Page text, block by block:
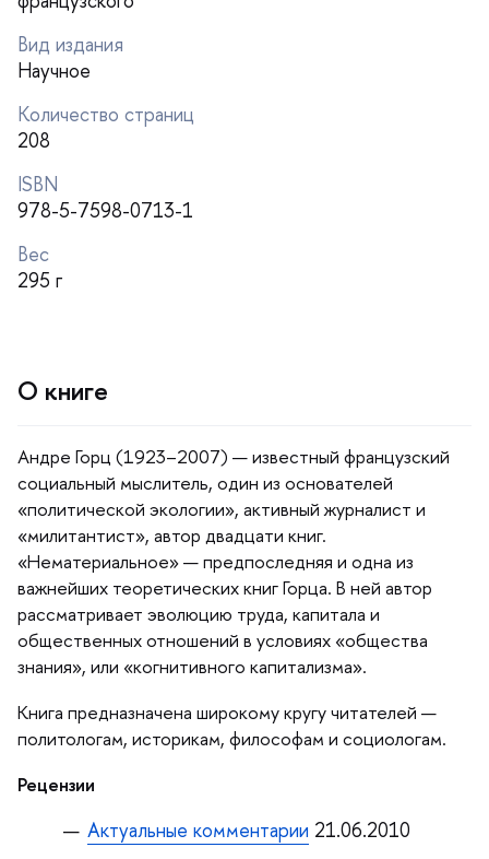
ид издания
Научное
Количество страниц
208
ISBN
978-5-7598-0713-1
ес
295
О книге
Андре Горц (1923–2007) — известный французский
социальный мыслитель, один из основателей
«политической экологии», активный журналист и
«милитантист», автор двадцати книг.
«Нематериальное» — предпоследняя и одна из
ажнейших теоретических книг Горца. В ней автор
рассматривает эволюцию труда, капитала и
общественных отношений в условиях «общества
знания», или «когнитивного капитализма».
Книга предназначена широкому кругу читателей —
политологам, историкам, философам и социологам.
Рецензии
Актуальные комментарии 21.06.2010